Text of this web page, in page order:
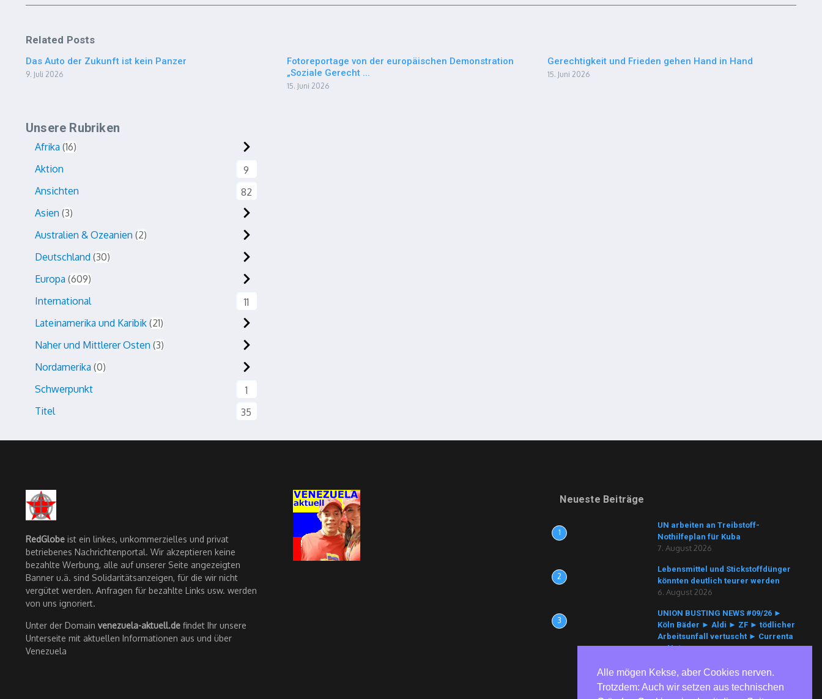
Related Posts
Das Auto der Zukunft ist kein Panzer
9. Juli 2026
Fotoreportage von der europäischen Demonstration
„Soziale Gerecht ...
15. Juni 2026
Gerechtigkeit und Frieden gehen Hand in Hand
15. Juni 2026
Unsere Rubriken
Afrika 16
Aktion
9
Ansichten
82
Asien 3
Australien & Ozeanien 2
Deutschland 30
Europa 609
International
11
Lateinamerika und Karibik 21
Naher und Mittlerer Osten 3
Nordamerika 0
Schwerpunkt
1
Titel
35
RedGlobe ist ein linkes, unkommerzielles und privat
betriebenes Nachrichtenportal. Wir akzeptieren keine
bezahlte Werbung, alle auf unserer Seite angezeigten
Banner u.ä. sind Solidaritätsanzeigen, für die wir nicht
vergütet werden. Anfragen für bezahlte Links usw. werden
von uns ignoriert.
Unter der Domain venezuela-aktuell.de findet Ihr unsere
Unterseite mit aktuellen Informationen aus und über
Venezuela
Neueste Beiträge
1
UN arbeiten an Treibstoff-
Nothilfeplan für Kuba
7. August 2026
2
Lebensmittel und Stickstoffdünger
könnten deutlich teurer werden
6. August 2026
3
UNION BUSTING NEWS #09/26 ►
Köln Bäder ► Aldi ► ZF ► tödlicher
Arbeitsunfall vertuscht ► Currenta
► Nutracorp
Alle mögen Kekse, aber Cookies nerven.
Trotzdem: Auch wir setzen aus technischen